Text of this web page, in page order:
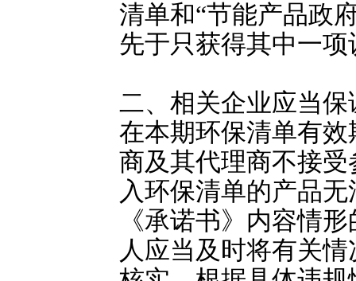
清单和“节能产品政
先于只获得其中一
二、相关企业应当
在本期环保清单有
商及其代理商不接
入环保清单的产品
《承诺书》内容情
人应当及时将有关